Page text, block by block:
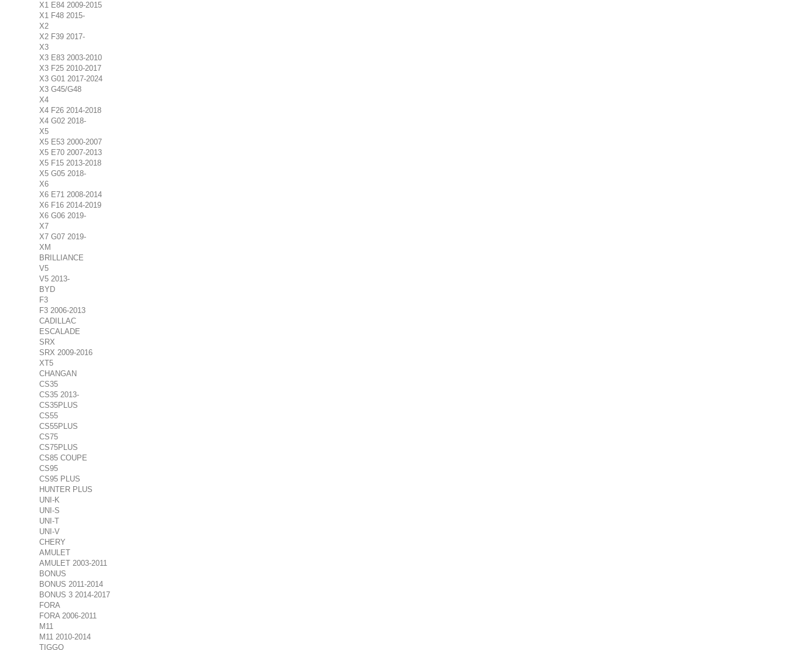
X1 E84 2009-2015
X1 F48 2015-
X2
X2 F39 2017-
X3
X3 E83 2003-2010
X3 F25 2010-2017
X3 G01 2017-2024
X3 G45/G48
X4
X4 F26 2014-2018
X4 G02 2018-
X5
X5 E53 2000-2007
X5 E70 2007-2013
X5 F15 2013-2018
X5 G05 2018-
X6
X6 E71 2008-2014
X6 F16 2014-2019
X6 G06 2019-
X7
X7 G07 2019-
XM
BRILLIANCE
V5
V5 2013-
BYD
F3
F3 2006-2013
CADILLAC
ESCALADE
SRX
SRX 2009-2016
XT5
CHANGAN
CS35
CS35 2013-
CS35PLUS
CS55
CS55PLUS
CS75
CS75PLUS
CS85 COUPE
CS95
CS95 PLUS
HUNTER PLUS
UNI-K
UNI-S
UNI-T
UNI-V
CHERY
AMULET
AMULET 2003-2011
BONUS
BONUS 2011-2014
BONUS 3 2014-2017
FORA
FORA 2006-2011
M11
M11 2010-2014
TIGGO